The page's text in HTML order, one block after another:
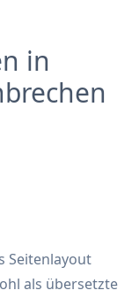
in
Seitenlayout
als übersetzte